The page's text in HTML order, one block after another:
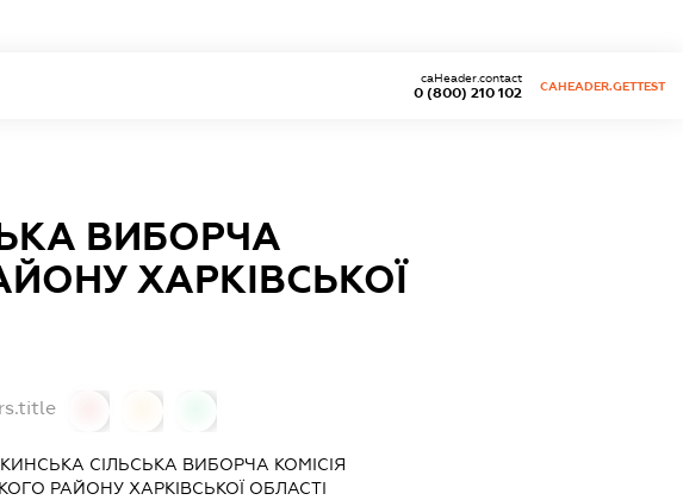
0 (800) 210 102
caHeader.contact
CAHEADER.GETTEST
ВИБОРЧА
ХАРКІВСЬКОЇ
СІЛЬСЬКА ВИБОРЧА КОМІСІЯ
РАЙОНУ ХАРКІВСЬКОЇ ОБЛАСТІ